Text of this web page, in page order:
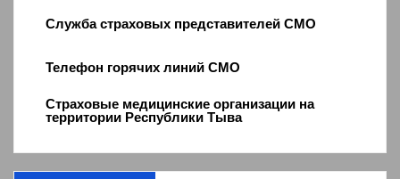
Служба страховых представителей СМО
Телефон горячих линий СМО
Страховые медицинские организации на
территории Республики Тыва